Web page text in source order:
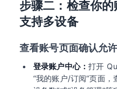
步骤二：检查你
支持多设备
查看账号页面确认允
登录账户中心：打开
“我的账户/订阅”页面，